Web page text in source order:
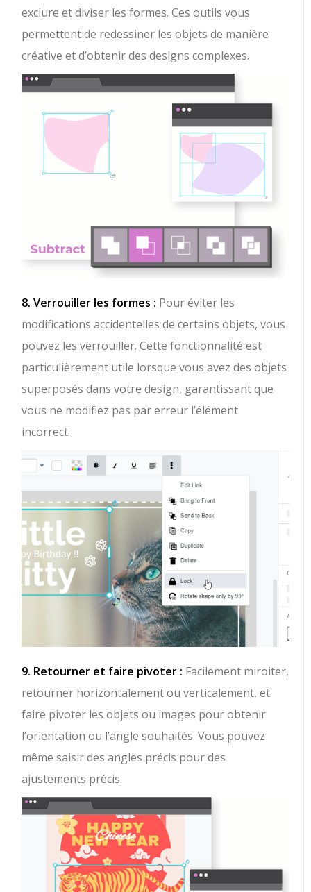
exclure et diviser les formes. Ces outils vous
permettent de redessiner les objets de manière
créative et d’obtenir des designs complexes.
8. Verrouiller les formes : Pour éviter les
modifications accidentelles de certains objets, vous
pouvez les verrouiller. Cette fonctionnalité est
particulièrement utile lorsque vous avez des objets
superposés dans votre design, garantissant que
vous ne modifiez pas par erreur l’élément
incorrect.
9. Retourner et faire pivoter : Facilement miroiter,
retourner horizontalement ou verticalement, et
faire pivoter les objets ou images pour obtenir
l’orientation ou l’angle souhaités. Vous pouvez
même saisir des angles précis pour des
ajustements précis.